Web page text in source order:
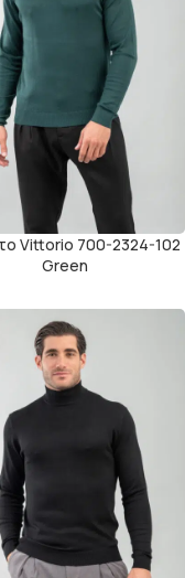
Vittorio 700-2324-102
Green